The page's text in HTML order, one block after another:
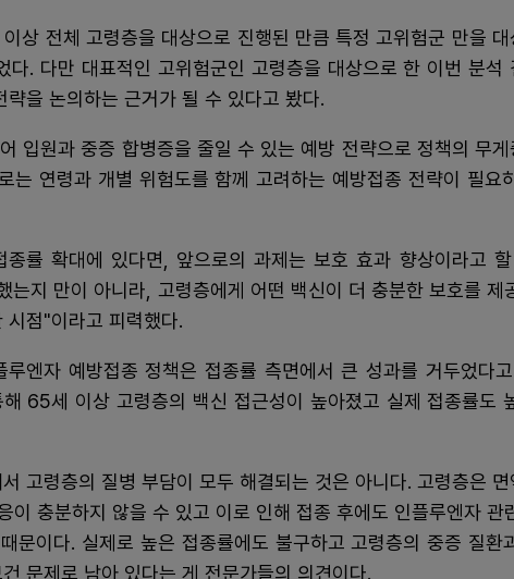
상 전체 고령층을 대상으로 진행된 만큼 특정 고위험군 만을 대
다. 다만 대표적인 고위험군인 고령층을 대상으로 한 이번 분석
을 논의하는 근거가 될 수 있다고 봤다.
입원과 중증 합병증을 줄일 수 있는 예방 전략으로 정책의 무게
는 연령과 개별 위험도를 함께 고려하는 예방접종 전략이 필요
률 확대에 있다면, 앞으로의 과제는 보호 효과 향상이라고
는지 만이 아니라, 고령층에게 어떤 백신이 더 충분한 보호를 제
시점"이라고 피력했다.
루엔자 예방접종 정책은 접종률 측면에서 큰 성과를 거두었다
65세 이상 고령층의 백신 접근성이 높아졌고 실제 접종률도
고령층의 질병 부담이 모두 해결되는 것은 아니다. 고령층은
이 충분하지 않을 수 있고 이로 인해 접종 후에도 인플루엔자 관
문이다. 실제로 높은 접종률에도 불구하고 고령층의 중증 질환
문제로 남아 있다는 게 전문가들의 의견이다.